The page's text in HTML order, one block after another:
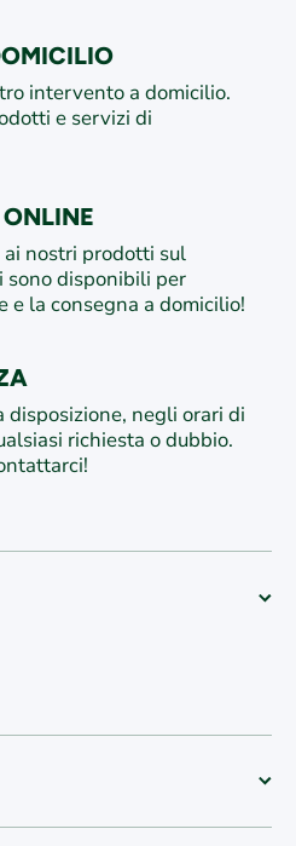
intervento a domicilio.
e servizi di
nostri prodotti sul
sono disponibili per
e la consegna a domicilio!
disposizione, negli orari di
richiesta o dubbio.